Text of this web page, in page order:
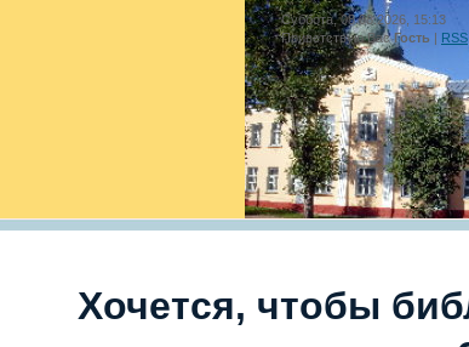
Суббота, 08.08.2026, 15:13
Приветствую Вас Гость | RSS
Хочется, чтобы